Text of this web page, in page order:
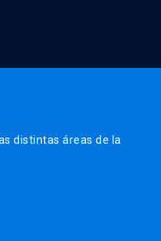
en los
para resolver
en la organización.
de mejoramiento
distintas áreas de la